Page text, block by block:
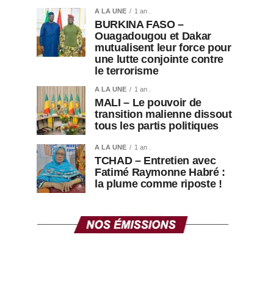
A LA UNE 1 an .
BURKINA FASO –
Ouagadougou et Dakar
mutualisent leur force pour
une lutte conjointe contre
le terrorisme
A LA UNE 1 an .
MALI – Le pouvoir de
transition malienne dissout
tous les partis politiques
A LA UNE 1 an .
TCHAD – Entretien avec
Fatimé Raymonne Habré :
la plume comme riposte !